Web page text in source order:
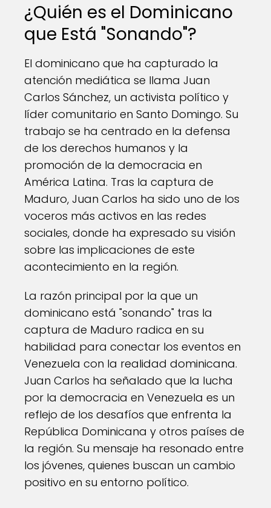
¿Quién es el Dominicano
que Está "Sonando"?
El dominicano que ha capturado la
atención mediática se llama Juan
Carlos Sánchez, un activista político y
líder comunitario en Santo Domingo. Su
trabajo se ha centrado en la defensa
de los derechos humanos y la
promoción de la democracia en
América Latina. Tras la captura de
Maduro, Juan Carlos ha sido uno de los
voceros más activos en las redes
sociales, donde ha expresado su visión
sobre las implicaciones de este
acontecimiento en la región.
La razón principal por la que un
dominicano está "sonando" tras la
captura de Maduro radica en su
habilidad para conectar los eventos en
Venezuela con la realidad dominicana.
Juan Carlos ha señalado que la lucha
por la democracia en Venezuela es un
reflejo de los desafíos que enfrenta la
República Dominicana y otros países de
la región. Su mensaje ha resonado entre
los jóvenes, quienes buscan un cambio
positivo en su entorno político.